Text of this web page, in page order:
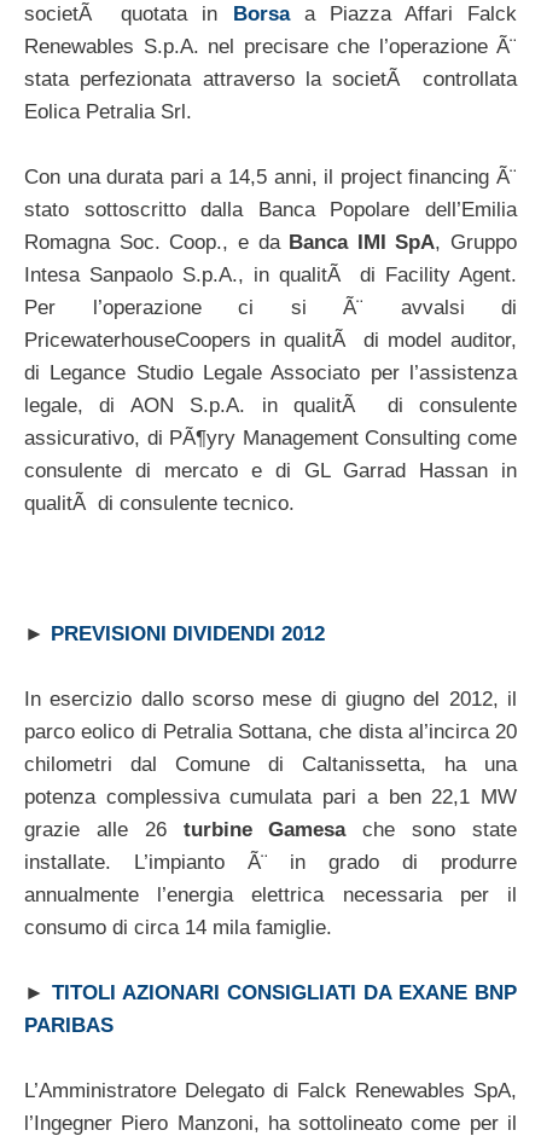
societÃ quotata in Borsaa Piazza Affari Falck
Renewables S.p.A. nel precisare che l’operazione Ã¨
stata perfezionata attraverso la societÃ controllata
Eolica Petralia Srl.
Con una durata pari a 14,5 anni, il project financing Ã¨
stato sottoscritto dalla Banca Popolare dell’Emilia
Romagna Soc. Coop., e da Banca IMI SpA, Gruppo
Intesa Sanpaolo S.p.A., in qualitÃ di Facility Agent.
Per l’operazione ci si Ã¨ avvalsi di
PricewaterhouseCoopers in qualitÃ di model auditor,
di Legance Studio Legale Associato per l’assistenza
legale, di AON S.p.A. in qualitÃ di consulente
assicurativo, di PÃ¶yry Management Consulting come
consulente di mercato e di GL Garrad Hassan in
qualitÃ di consulente tecnico.
► PREVISIONI DIVIDENDI 2012
In esercizio dallo scorso mese di giugno del 2012, il
parco eolico di Petralia Sottana, che dista al’incirca 20
chilometri dal Comune di Caltanissetta, ha una
potenza complessiva cumulata pari a ben 22,1 MW
grazie alle 26 turbine Gamesache sono state
installate. L’impianto Ã¨ in grado di produrre
annualmente l’energia elettrica necessaria per il
consumo di circa 14 mila famiglie.
► TITOLI AZIONARI CONSIGLIATI DA EXANE BNP
PARIBAS
L’Amministratore Delegato di Falck Renewables SpA,
l’Ingegner Piero Manzoni, ha sottolineato come per il